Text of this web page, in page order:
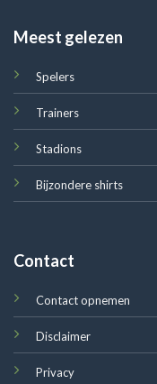
Meest gelezen
Spelers
Trainers
Stadions
Bijzondere shirts
Contact
Contact opnemen
Disclaimer
Privacy